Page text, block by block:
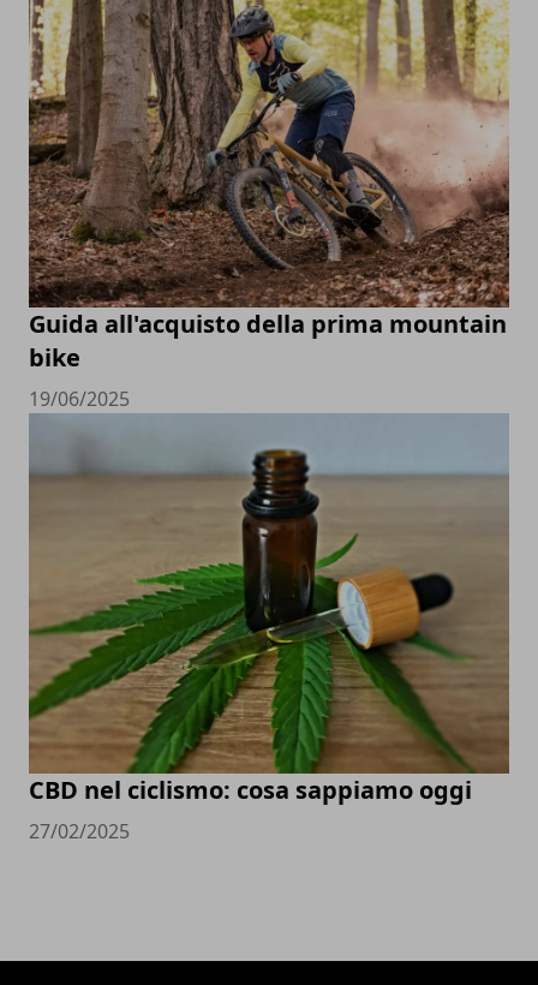
Guida all'acquisto della prima mountain
bike
19/06/2025
CBD nel ciclismo: cosa sappiamo oggi
27/02/2025